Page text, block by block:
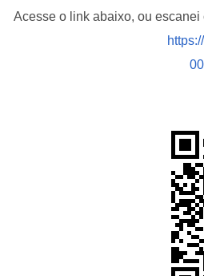
Acesse o link abaixo, ou